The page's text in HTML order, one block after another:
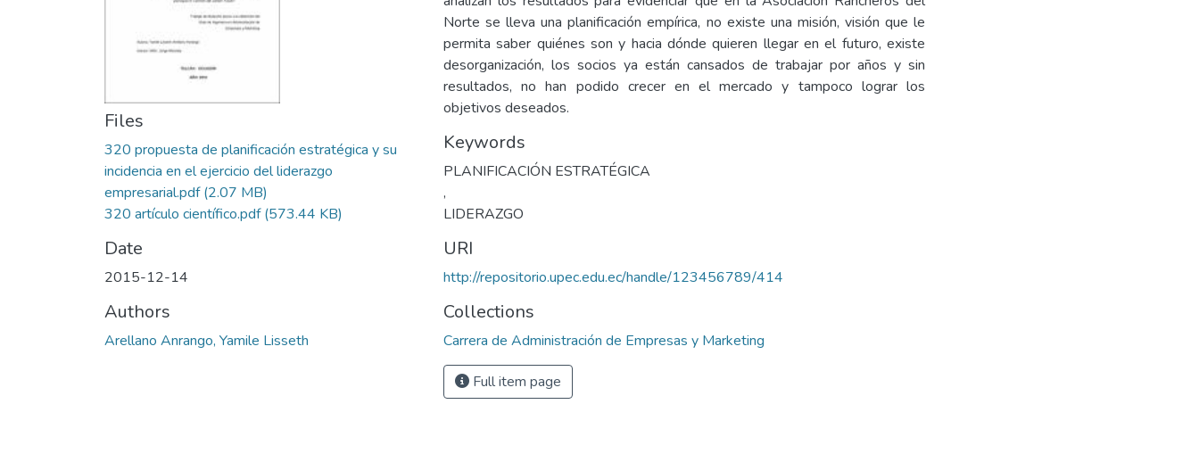
Files
320 propuesta de planificación estratégica y su
incidencia en el ejercicio del liderazgo
empresarial.pdf(2.07 MB)
320 artículo científico.pdf(573.44 KB)
Date
2015-12-14
Authors
Arellano Anrango, Yamile Lisseth
Norte se lleva una planificación empírica, no existe una misión, visión que le
permita saber quiénes son y hacia dónde quieren llegar en el futuro, existe
desorganización, los socios ya están cansados de trabajar por años y sin
resultados, no han podido crecer en el mercado y tampoco lograr los
objetivos deseados.
Keywords
PLANIFICACIÓN ESTRATÉGICA
,
LIDERAZGO
URI
http://repositorio.upec.edu.ec/handle/123456789/414
Collections
Carrera de Administración de Empresas y Marketing
Full item page